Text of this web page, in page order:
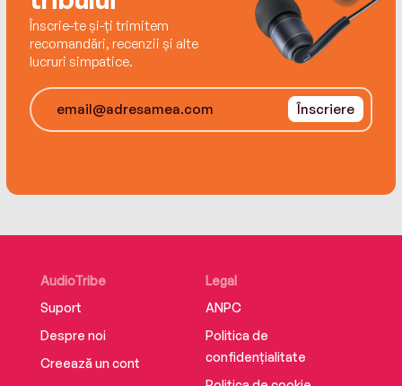
Înscrie-te și-ți trimitem
recomandări, recenzii și alte
lucruri simpatice.
Înscriere
AudioTribe
Suport
Despre noi
Creează un cont
Legal
ANPC
Politica de
confidențialitate